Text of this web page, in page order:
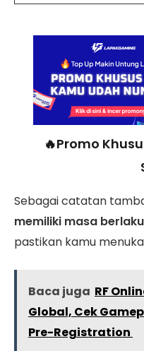
🔥Promo
Sebagai catatan
memiliki masa
pastikan kamu
Baca juga RF
Global, Cek
Pre-Registration